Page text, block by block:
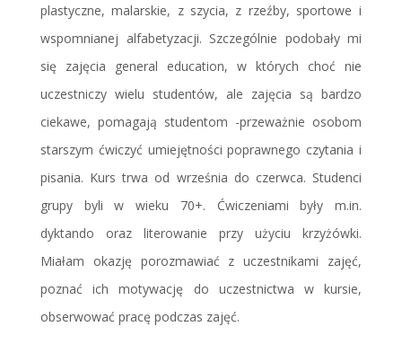
plastyczne, malarskie, z szycia, z rzeźby, sportowe i
wspomnianej alfabetyzacji. Szczególnie podobały mi
się zajęcia general education, w których choć nie
uczestniczy wielu studentów, ale zajęcia są bardzo
ciekawe, pomagają studentom -przeważnie osobom
starszym ćwiczyć umiejętności poprawnego czytania i
pisania. Kurs trwa od września do czerwca. Studenci
grupy byli w wieku 70+. Ćwiczeniami były m.in.
dyktando oraz literowanie przy użyciu krzyżówki.
Miałam okazję porozmawiać z uczestnikami zajęć,
poznać ich motywację do uczestnictwa w kursie,
obserwować pracę podczas zajęć.